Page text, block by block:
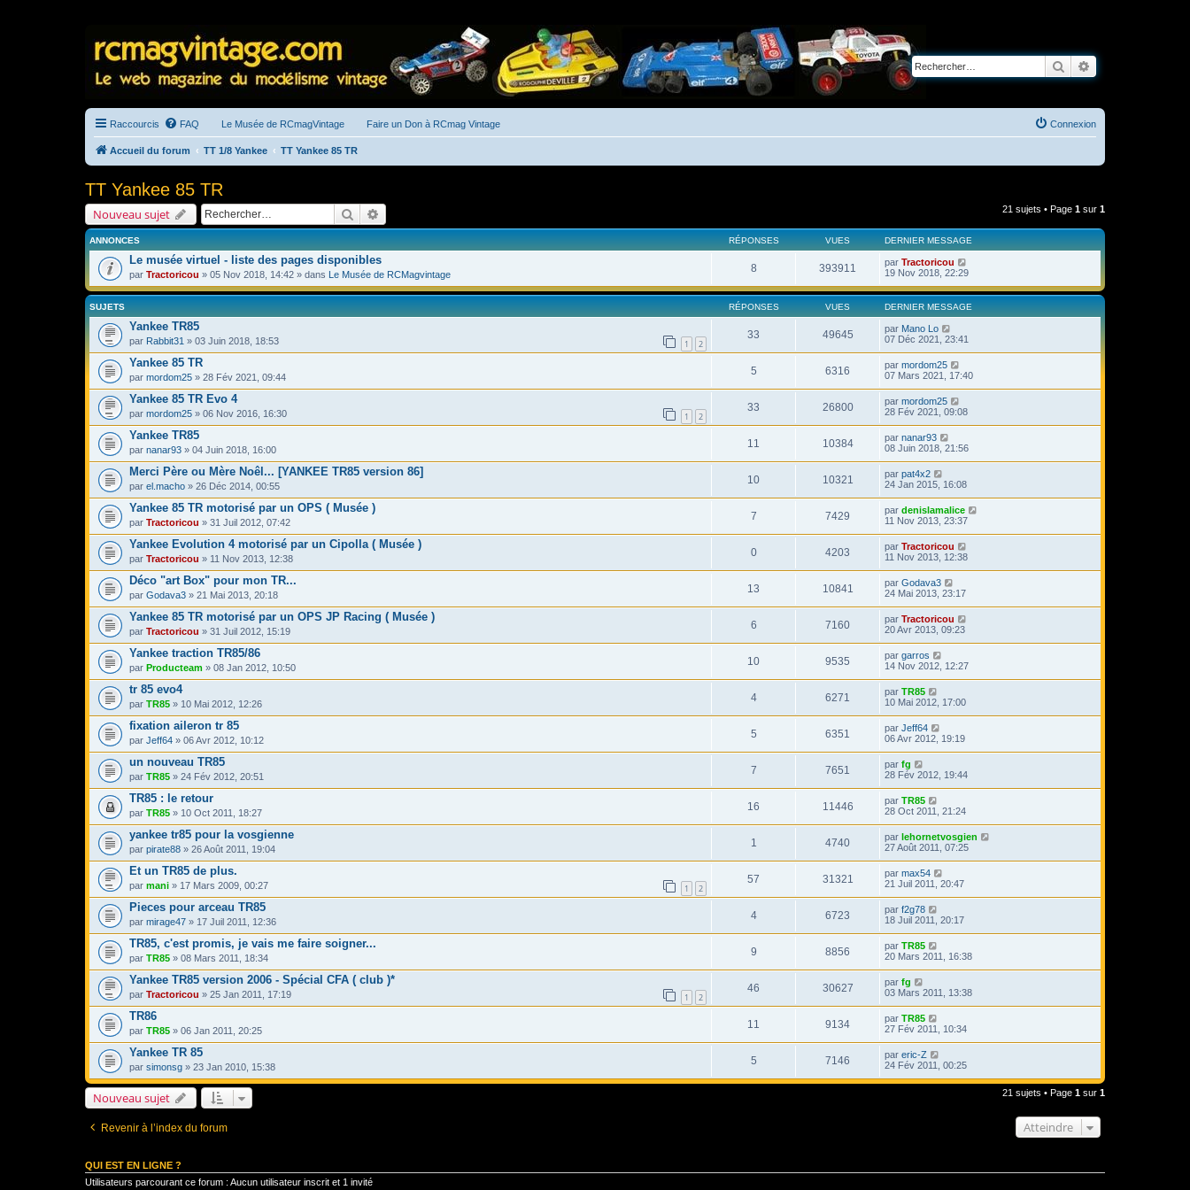
Rechercher
Raccourcis FAQ Le Musée de RCmagVintage Faire un Don à RCmag Vintage Connexion
Accueil du forum TT 1/8 Yankee TT Yankee 85 TR
TT Yankee 85 TR
Nouveau sujet Rechercher 21 sujets • Page 1 sur 1
ANNONCES RÉPONSES VUES DERNIER MESSAGE
Le musée virtuel - liste des pages disponibles
par Tractoricou » 05 Nov 2018, 14:42 » dans Le Musée de RCMagvintage
8 393911 par Tractoricou
19 Nov 2018, 22:29
SUJETS RÉPONSES VUES DERNIER MESSAGE
Yankee TR85
par Rabbit31 » 03 Juin 2018, 18:53 1 2
33 49645 par Mano Lo
07 Déc 2021, 23:41
Yankee 85 TR
par mordom25 » 28 Fév 2021, 09:44
5 6316 par mordom25
07 Mars 2021, 17:40
Yankee 85 TR Evo 4
par mordom25 » 06 Nov 2016, 16:30 1 2
33 26800 par mordom25
28 Fév 2021, 09:08
Yankee TR85
par nanar93 » 04 Juin 2018, 16:00
11 10384 par nanar93
08 Juin 2018, 21:56
Merci Père ou Mère Noêl... [YANKEE TR85 version 86]
par el.macho » 26 Déc 2014, 00:55
10 10321 par pat4x2
24 Jan 2015, 16:08
Yankee 85 TR motorisé par un OPS ( Musée )
par Tractoricou » 31 Juil 2012, 07:42
7 7429 par denislamalice
11 Nov 2013, 23:37
Yankee Evolution 4 motorisé par un Cipolla ( Musée )
par Tractoricou » 11 Nov 2013, 12:38
0 4203 par Tractoricou
11 Nov 2013, 12:38
Déco "art Box" pour mon TR...
par Godava3 » 21 Mai 2013, 20:18
13 10841 par Godava3
24 Mai 2013, 23:17
Yankee 85 TR motorisé par un OPS JP Racing ( Musée )
par Tractoricou » 31 Juil 2012, 15:19
6 7160 par Tractoricou
20 Avr 2013, 09:23
Yankee traction TR85/86
par Producteam » 08 Jan 2012, 10:50
10 9535 par garros
14 Nov 2012, 12:27
tr 85 evo4
par TR85 » 10 Mai 2012, 12:26
4 6271 par TR85
10 Mai 2012, 17:00
fixation aileron tr 85
par Jeff64 » 06 Avr 2012, 10:12
5 6351 par Jeff64
06 Avr 2012, 19:19
un nouveau TR85
par TR85 » 24 Fév 2012, 20:51
7 7651 par fg
28 Fév 2012, 19:44
TR85 : le retour
par TR85 » 10 Oct 2011, 18:27
16 11446 par TR85
28 Oct 2011, 21:24
yankee tr85 pour la vosgienne
par pirate88 » 26 Août 2011, 19:04
1 4740 par lehornetvosgien
27 Août 2011, 07:25
Et un TR85 de plus.
par mani » 17 Mars 2009, 00:27 1 2
57 31321 par max54
21 Juil 2011, 20:47
Pieces pour arceau TR85
par mirage47 » 17 Juil 2011, 12:36
4 6723 par f2g78
18 Juil 2011, 20:17
TR85, c'est promis, je vais me faire soigner...
par TR85 » 08 Mars 2011, 18:34
9 8856 par TR85
20 Mars 2011, 16:38
Yankee TR85 version 2006 - Spécial CFA ( club )*
par Tractoricou » 25 Jan 2011, 17:19 1 2
46 30627 par fg
03 Mars 2011, 13:38
TR86
par TR85 » 06 Jan 2011, 20:25
11 9134 par TR85
27 Fév 2011, 10:34
Yankee TR 85
par simonsg » 23 Jan 2010, 15:38
5 7146 par eric-Z
24 Fév 2011, 00:25
Nouveau sujet 21 sujets • Page 1 sur 1
Revenir à l’index du forum Atteindre
QUI EST EN LIGNE ?
Utilisateurs parcourant ce forum : Aucun utilisateur inscrit et 1 invité